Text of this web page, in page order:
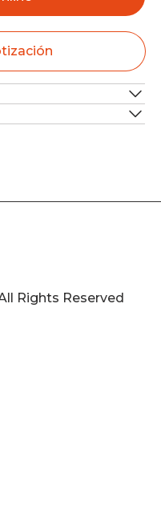
Rights Reserved